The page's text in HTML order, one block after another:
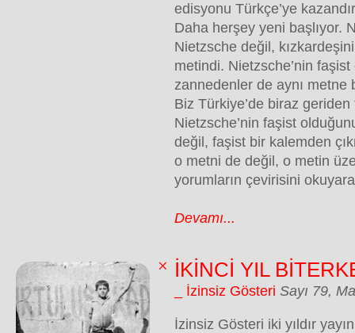
edisyonu Türkçe’ye
Daha herşey yeni başlıyor.
Nietzsche değil,
metindi. Nietzsche’nin
zannedenler de aynı metne
Biz Türkiye’de biraz
Nietzsche’nin faşist
değil, faşist bir kalemden
o metni de değil, o metin
yorumların çevirisini
Devamı...
İKİNCİ YIL
_ İzinsiz Gösteri Sayı 79,
İzinsiz Gösteri iki yıldır